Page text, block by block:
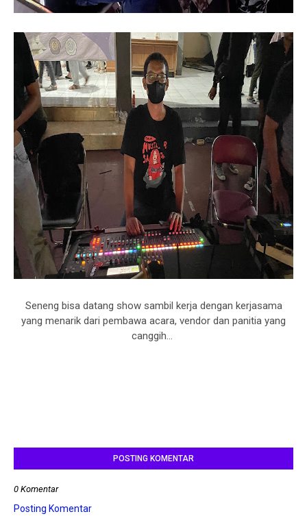
Seneng bisa datang show sambil kerja dengan kerjasama
yang menarik dari pembawa acara, vendor dan panitia yang
canggih...
POSTING KOMENTAR
0 Komentar
Posting Komentar